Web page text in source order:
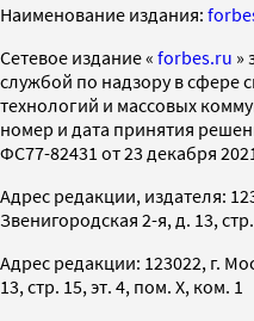
Наименование издания:
Cетевое издание « forbes.ru »
службой по надзору в сфере
технологий и массовых
номер и дата принятия
ФС77-82431 от 23 декабря
Адрес редакции, издателя:
Звенигородская 2-я, д. 13,
Адрес редакции: 123022, г.
13, стр. 15, эт. 4, пом. X, ком. 1